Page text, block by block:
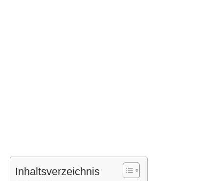
Inhaltsverzeichnis